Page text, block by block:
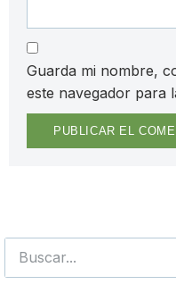
Guarda mi nombre,
este navegador para